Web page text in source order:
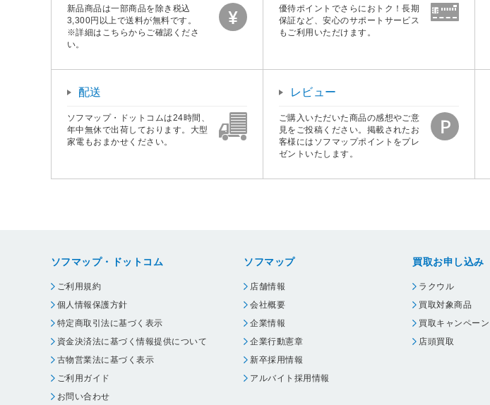
新品商品は一部商品を除き税込
3,300円以上で送料が無料です。
※詳細はこちらからご確認くださ
い。
優待ポイントでさらにおトク！長期
保証など、安心のサポートサービス
もご利用いただけます。
配送
ソフマップ・ドットコムは24時間、
年中無休で出荷しております。大型
家電もおまかせください。
レビュー
ご購入いただいた商品の感想やご意
見をご投稿ください。掲載されたお
客様にはソフマップポイントをプレ
ゼントいたします。
ソフマップ・ドットコム
ご利用規約
個人情報保護方針
特定商取引法に基づく表示
資金決済法に基づく情報提供について
古物営業法に基づく表示
ご利用ガイド
お問い合わせ
ソフマップ
店舗情報
会社概要
企業情報
企業行動憲章
新卒採用情報
アルバイト採用情報
買取お申し込み
ラクウル
買取対象商品
買取キャンペーン
店頭買取